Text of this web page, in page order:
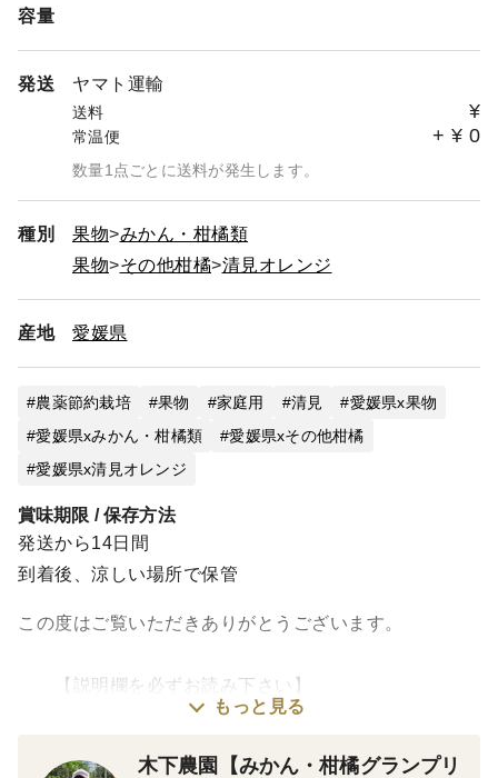
容量
発送 ヤマト運輸
送料 ¥
常温便 + ¥ 0
数量1点ごとに送料が発生します。
種別 果物
みかん・柑橘類
果物
その他柑橘 清見オレンジ
産地 愛媛県
農薬節約栽培 果物 家庭用 清見
愛媛県x果物
愛媛県xみかん・柑橘類
愛媛県xその他柑橘
愛媛県x清見オレンジ
賞味期限 / 保存方法
発送から14日間
到着後、涼しい場所で保管
この度はご覧いただきありがとうございます。
【説明欄を必ずお読み下さい】
もっと見る
木下農園【みかん・柑橘グランプリ